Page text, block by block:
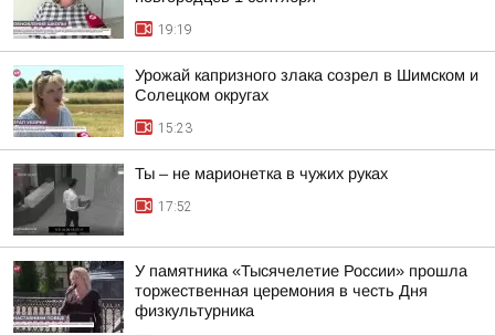
19:19
Урожай капризного злака созрел в Шимском и
Солецком округах
15:23
Ты – не марионетка в чужих руках
17:52
У памятника «Тысячелетие России» прошла
торжественная церемония в честь Дня
физкультурника